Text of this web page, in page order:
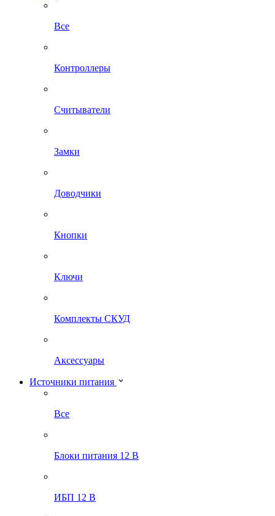
Все
Контроллеры
Считыватели
Замки
Доводчики
Кнопки
Ключи
Комплекты СКУД
Аксессуары
Источники питания
Все
Блоки питания 12 В
ИБП 12 В